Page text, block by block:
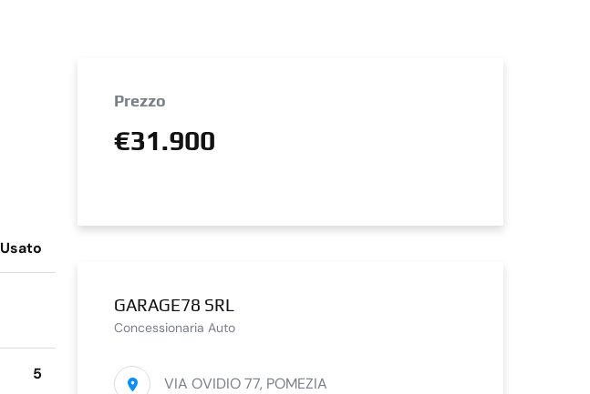
Usato
5
Prezzo
€31.900
GARAGE78 SRL
Concessionaria Auto
VIA OVIDIO 77, POMEZIA